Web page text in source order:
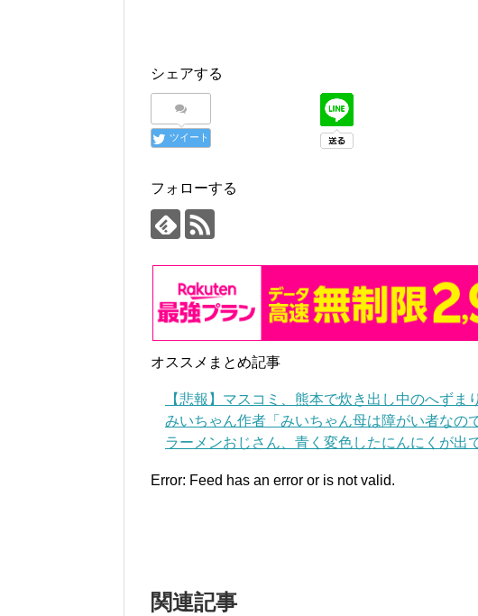
シェアする
ツイート
フォローする
オススメまとめ記事
【悲報】マスコミ、熊本で炊き出し中のへず
みいちゃん作者「みいちゃん母は障がい者な
ラーメンおじさん、青く変色したにんにくが出
Error: Feed has an error or is not valid.
関連記事